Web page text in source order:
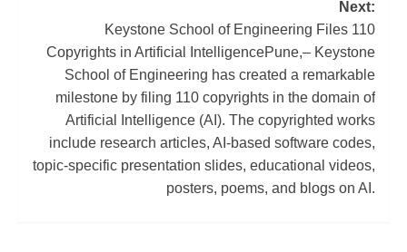
Next:
Keystone School of Engineering Files 110
Copyrights in Artificial IntelligencePune,– Keystone
School of Engineering has created a remarkable
milestone by filing 110 copyrights in the domain of
Artificial Intelligence (AI). The copyrighted works
include research articles, AI-based software codes,
topic-specific presentation slides, educational videos,
posters, poems, and blogs on AI.